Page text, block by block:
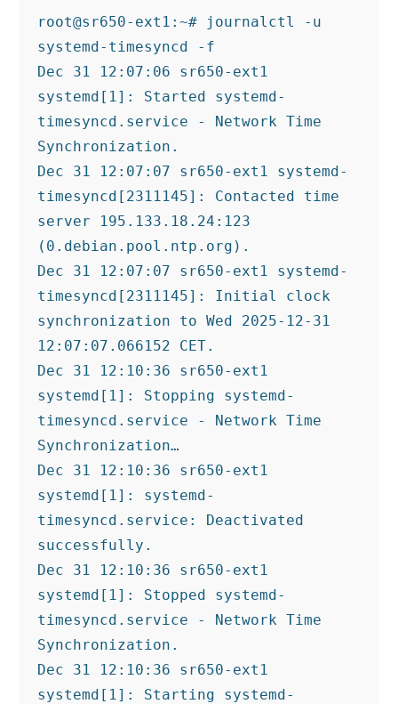
root@sr650-ext1:~# journalctl -u
systemd-timesyncd -f
Dec 31 12:07:06 sr650-ext1
systemd[1]: Started systemd-
timesyncd.service - Network Time
Synchronization.
Dec 31 12:07:07 sr650-ext1 systemd-
timesyncd[2311145]: Contacted time
server 195.133.18.24:123
(0.debian.pool.ntp.org).
Dec 31 12:07:07 sr650-ext1 systemd-
timesyncd[2311145]: Initial clock
synchronization to Wed 2025-12-31
12:07:07.066152 CET.
Dec 31 12:10:36 sr650-ext1
systemd[1]: Stopping systemd-
timesyncd.service - Network Time
Synchronization…
Dec 31 12:10:36 sr650-ext1
systemd[1]: systemd-
timesyncd.service: Deactivated
successfully.
Dec 31 12:10:36 sr650-ext1
systemd[1]: Stopped systemd-
timesyncd.service - Network Time
Synchronization.
Dec 31 12:10:36 sr650-ext1
systemd[1]: Starting systemd-